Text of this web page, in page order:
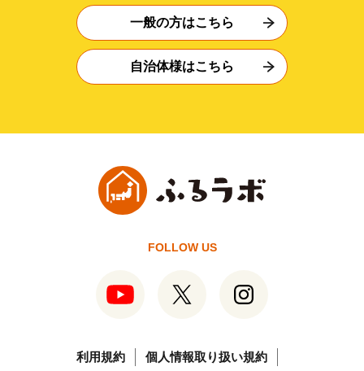
一般の方はこちら
自治体様はこちら
FOLLOW US
利用規約 個人情報取り扱い規約